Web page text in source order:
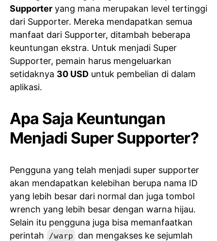
Supporter yang mana merupakan level tertinggi
dari Supporter. Mereka mendapatkan semua
manfaat dari Supporter, ditambah beberapa
keuntungan ekstra. Untuk menjadi Super
Supporter, pemain harus mengeluarkan
setidaknya 30 USD untuk pembelian di dalam
aplikasi.
Apa Saja Keuntungan
Menjadi Super Supporter?
Pengguna yang telah menjadi super supporter
akan mendapatkan kelebihan berupa nama ID
yang lebih besar dari normal dan juga tombol
wrench yang lebih besar dengan warna hijau.
Selain itu pengguna juga bisa memanfaatkan
perintah
/warp
dan mengakses ke sejumlah